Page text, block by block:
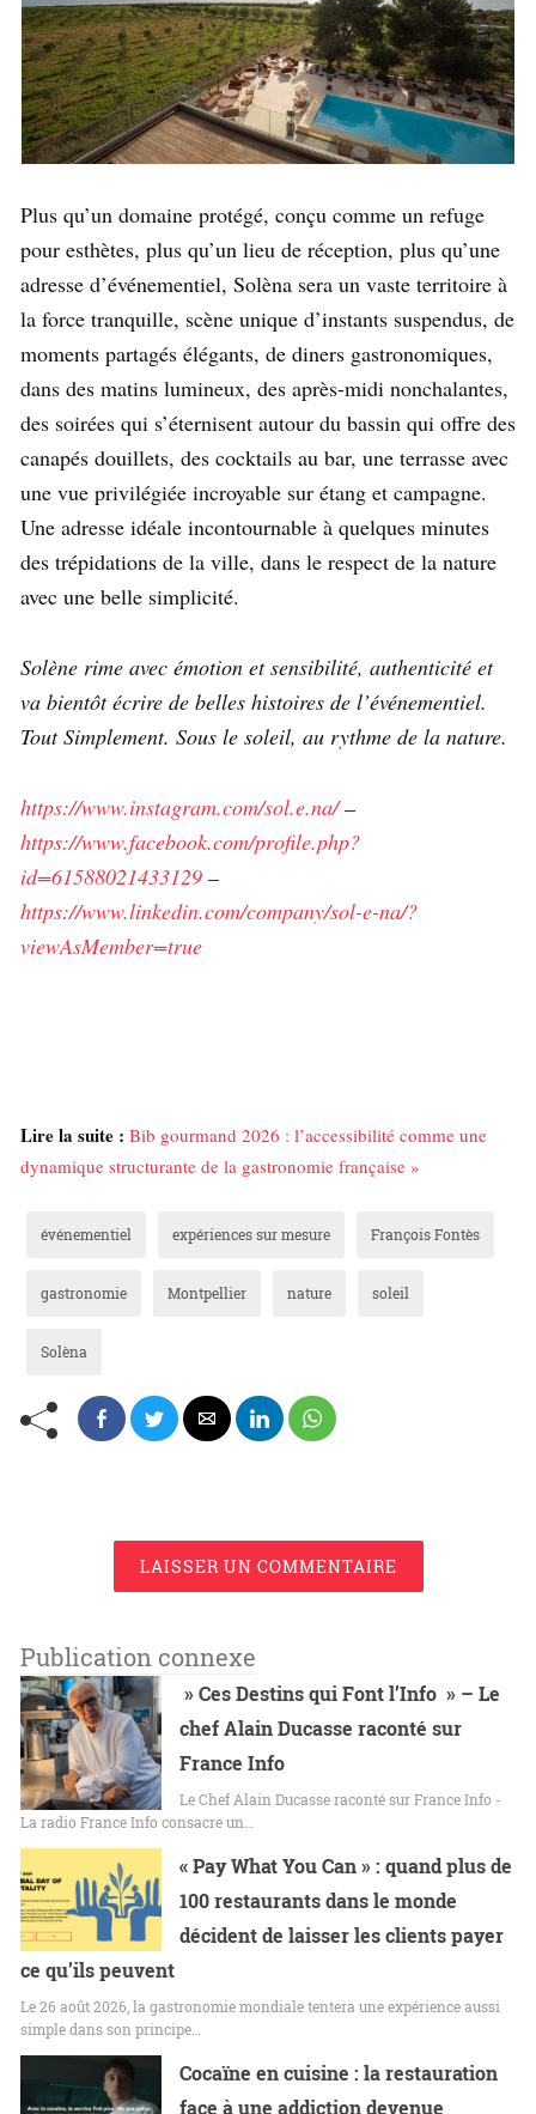
Plus qu’un domaine protégé, conçu comme un refuge
pour esthètes, plus qu’un lieu de réception, plus qu’une
adresse d’événementiel, Solèna sera un vaste territoire à
la force tranquille, scène unique d’instants suspendus, de
moments partagés élégants, de diners gastronomiques,
dans des matins lumineux, des après-midi nonchalantes,
des soirées qui s’éternisent autour du bassin qui offre des
canapés douillets, des cocktails au bar, une terrasse avec
une vue privilégiée incroyable sur étang et campagne.
Une adresse idéale incontournable à quelques minutes
des trépidations de la ville, dans le respect de la nature
avec une belle simplicité.
Solène rime avec émotion et sensibilité, authenticité et
va bientôt écrire de belles histoires de l’événementiel.
Tout Simplement. Sous le soleil, au rythme de la nature.
https://www.instagram.com/sol.e.na/–
https://www.facebook.com/profile.php?
id=61588021433129 –
https://www.linkedin.com/company/sol-e-na/?
viewAsMember=true
Lire la suite : Bib gourmand 2026 : l’accessibilité comme une
dynamique structurante de la gastronomie française »
événementiel expériences sur mesure François Fontès
gastronomie Montpellier nature soleil
Solèna
LAISSER UN COMMENTAIRE
Publication connexe
» Ces Destins qui Font l’Info » – Le
chef Alain Ducasse raconté sur
France Info
Le Chef Alain Ducasse raconté sur France Info -
La radio France Info consacre un…
« Pay What You Can » : quand plus de
100 restaurants dans le monde
décident de laisser les clients payer
ce qu’ils peuvent
Le 26 août 2026, la gastronomie mondiale tentera une expérience aussi
simple dans son principe…
Cocaïne en cuisine : la restauration
face à une addiction devenue